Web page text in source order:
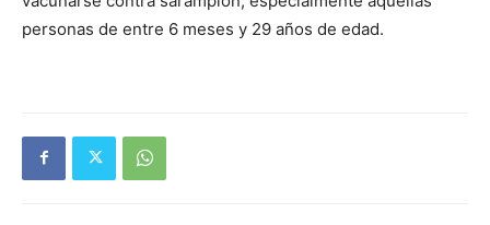
personas de entre 6 meses y 29 años de edad.